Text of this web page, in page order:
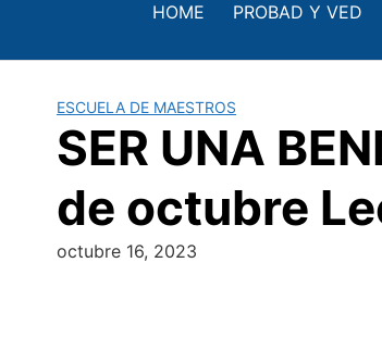
contenido
HOME PROBAD Y VED
ESCUELA DE MAESTROS
SER UNA
de octubre
octubre 16, 2023